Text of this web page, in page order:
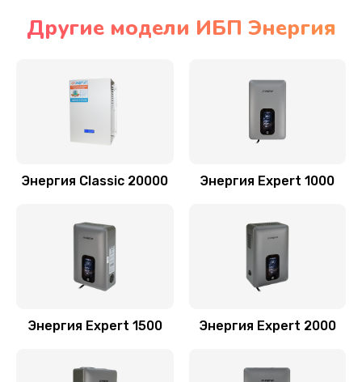
Другие модели ИБП Энергия
Энергия Classic 20000 Энергия Expert 1000
Энергия Expert 1500 Энергия Expert 2000